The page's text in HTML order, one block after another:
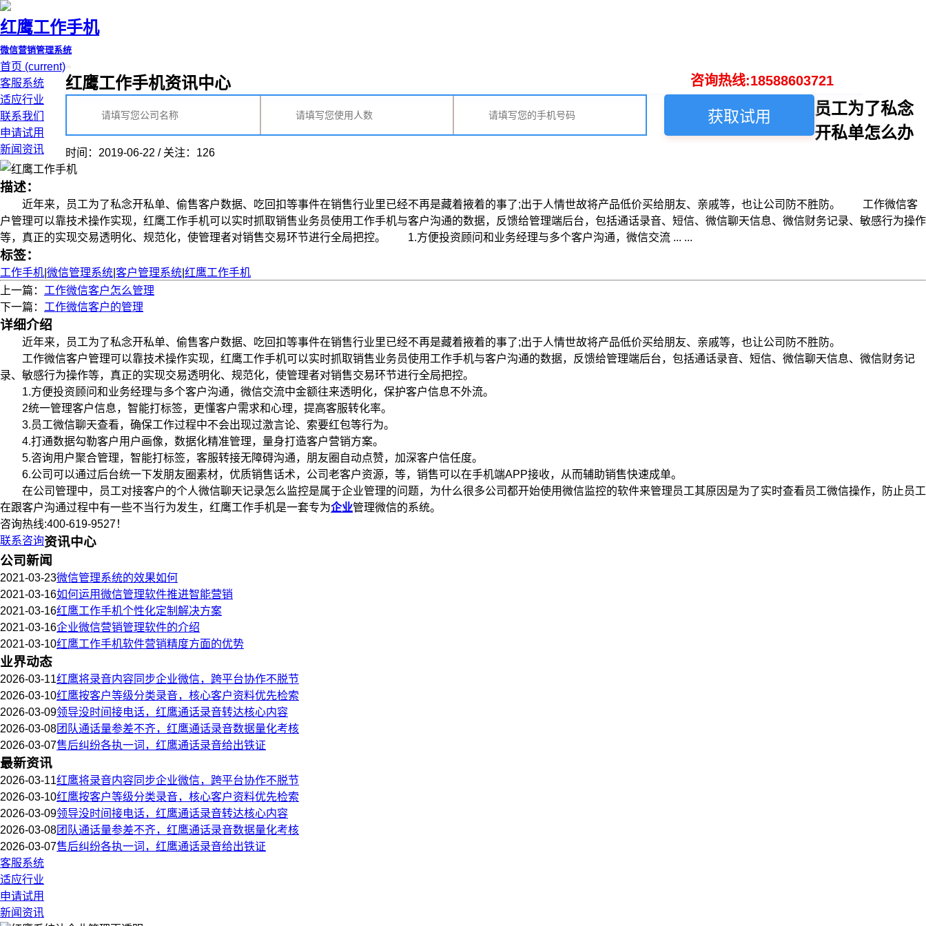
红鹰工作手机
微信营销管理系统
首页 (current)
客服系统
适应行业
联系我们
申请试用
新闻资讯
咨询热线:18588603721
红鹰工作手机资讯中心
获取试用
员工为了私念
开私单怎么办
时间：2019-06-22 / 关注：126
描述：
近年来，员工为了私念开私单、偷售客户数据、吃回扣等事件在销售行业里已经不再是藏着掖着的事了;出于人情世故将产品低价买给朋友、亲戚等，也让公司防不胜防。 工作微信客
户管理可以靠技术操作实现，红鹰工作手机可以实时抓取销售业务员使用工作手机与客户沟通的数据，反馈给管理端后台，包括通话录音、短信、微信聊天信息、微信财务记录、敏感行为操作
等，真正的实现交易透明化、规范化，使管理者对销售交易环节进行全局把控。 1.方便投资顾问和业务经理与多个客户沟通，微信交流 ... ...
标签：
工作手机 微信管理系统 客户管理系统 红鹰工作手机
上一篇： 工作微信客户怎么管理
下一篇： 工作微信客户的管理
详细介绍
近年来，员工为了私念开私单、偷售客户数据、吃回扣等事件在销售行业里已经不再是藏着掖着的事了;出于人情世故将产品低价买给朋友、亲戚等，也让公司防不胜防。
工作微信客户管理可以靠技术操作实现，红鹰工作手机可以实时抓取销售业务员使用工作手机与客户沟通的数据，反馈给管理端后台，包括通话录音、短信、微信聊天信息、微信财务记
录、敏感行为操作等，真正的实现交易透明化、规范化，使管理者对销售交易环节进行全局把控。
1.方便投资顾问和业务经理与多个客户沟通，微信交流中金额往来透明化，保护客户信息不外流。
2统一管理客户信息，智能打标签，更懂客户需求和心理，提高客服转化率。
3.员工微信聊天查看，确保工作过程中不会出现过激言论、索要红包等行为。
4.打通数据勾勒客户用户画像，数据化精准管理，量身打造客户营销方案。
5.咨询用户聚合管理，智能打标签，客服转接无障碍沟通，朋友圈自动点赞，加深客户信任度。
6.公司可以通过后台统一下发朋友圈素材，优质销售话术，公司老客户资源，等，销售可以在手机端APP接收，从而辅助销售快速成单。
在公司管理中，员工对接客户的个人微信聊天记录怎么监控是属于企业管理的问题，为什么很多公司都开始使用微信监控的软件来管理员工其原因是为了实时查看员工微信操作，防止员工
在跟客户沟通过程中有一些不当行为发生，红鹰工作手机是一套专为企业管理微信的系统。
咨询热线:400-619-9527！
联系咨询资讯中心
公司新闻
2021-03-23微信管理系统的效果如何
2021-03-16如何运用微信管理软件推进智能营销
2021-03-16红鹰工作手机个性化定制解决方案
2021-03-16企业微信营销管理软件的介绍
2021-03-10红鹰工作手机软件营销精度方面的优势
业界动态
2026-03-11红鹰将录音内容同步企业微信，跨平台协作不脱节
2026-03-10红鹰按客户等级分类录音，核心客户资料优先检索
2026-03-09领导没时间接电话，红鹰通话录音转达核心内容
2026-03-08团队通话量参差不齐，红鹰通话录音数据量化考核
2026-03-07售后纠纷各执一词，红鹰通话录音给出铁证
最新资讯
2026-03-11红鹰将录音内容同步企业微信，跨平台协作不脱节
2026-03-10红鹰按客户等级分类录音，核心客户资料优先检索
2026-03-09领导没时间接电话，红鹰通话录音转达核心内容
2026-03-08团队通话量参差不齐，红鹰通话录音数据量化考核
2026-03-07售后纠纷各执一词，红鹰通话录音给出铁证
客服系统
适应行业
申请试用
新闻资讯